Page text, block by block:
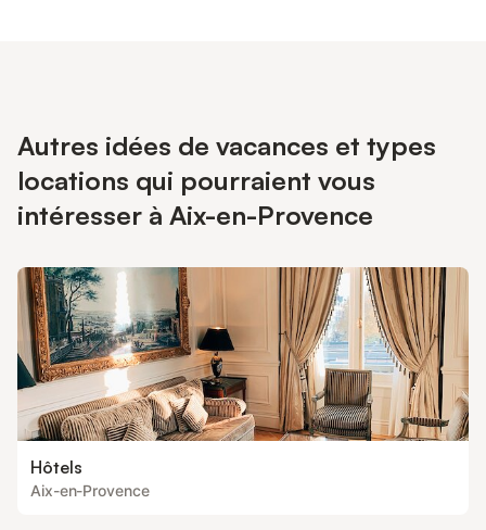
Autres idées de vacances et types
locations qui pourraient vous
intéresser à Aix-en-Provence
Hôtels
Aix-en-Provence